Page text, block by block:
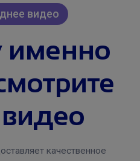
видео
именно
качественное